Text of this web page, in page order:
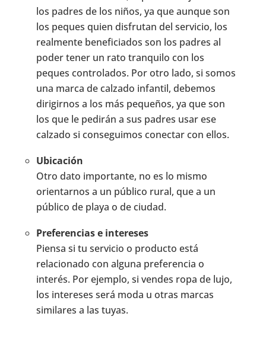
los padres de los niños, ya que aunque son
los peques quien disfrutan del servicio, los
realmente beneficiados son los padres al
poder tener un rato tranquilo con los
peques controlados. Por otro lado, si somos
una marca de calzado infantil, debemos
dirigirnos a los más pequeños, ya que son
los que le pedirán a sus padres usar ese
calzado si conseguimos conectar con ellos.
Ubicación
Otro dato importante, no es lo mismo
orientarnos a un público rural, que a un
público de playa o de ciudad.
Preferencias e intereses
Piensa si tu servicio o producto está
relacionado con alguna preferencia o
interés. Por ejemplo, si vendes ropa de lujo,
los intereses será moda u otras marcas
similares a las tuyas.